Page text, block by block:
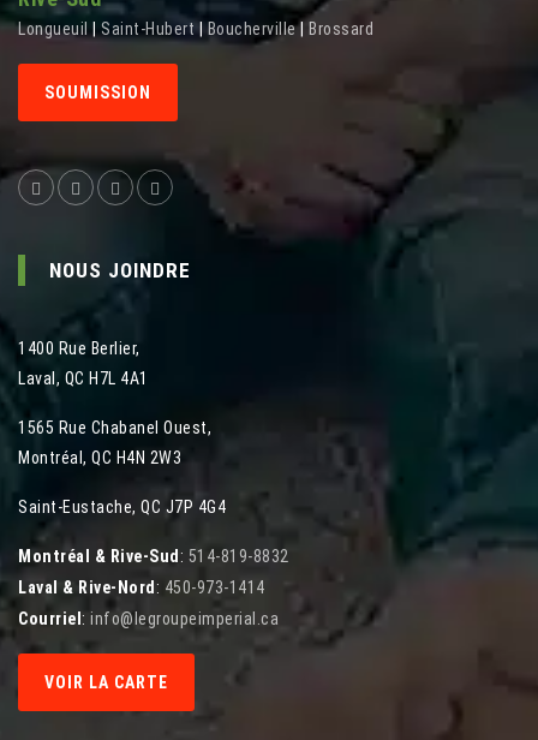
Longueuil Saint-Hubert Boucherville| Brossard
SOUMISSION
NOUS JOINDRE
1400 Rue Berlier,
Laval , QC H7L 4A1
1565 Rue Chabanel Ouest,
Montréal , QC H4N 2W3
Saint-Eustache, QC J7P 4G4
Montréal & Rive-Sud : 514-819-8832
Laval & Rive-Nord : 450-973-1414
Courriel : info@legroupeimperial.ca
VOIR LA CARTE